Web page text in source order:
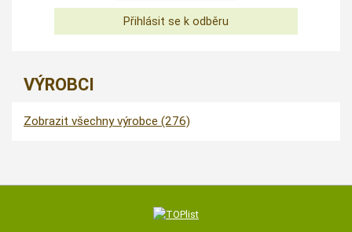
VÝROBCI
Zobrazit všechny výrobce (276)